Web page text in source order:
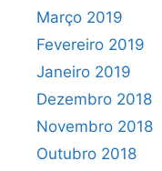
Março 2019
Fevereiro 2019
Janeiro 2019
Dezembro 2018
Novembro 2018
Outubro 2018